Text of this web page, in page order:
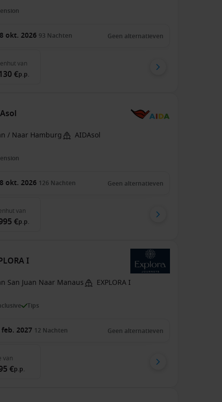
okt. 2026 93 Nachten Geen alternatieven
van
€p.p.
/ Naar Hamburg AIDAsol
okt. 2026 126 Nachten Geen alternatieven
van
€p.p.
I
San Juan Naar Manaus EXPLORA I
Tips
feb. 2027 12 Nachten Geen alternatieven
van
€p.p.